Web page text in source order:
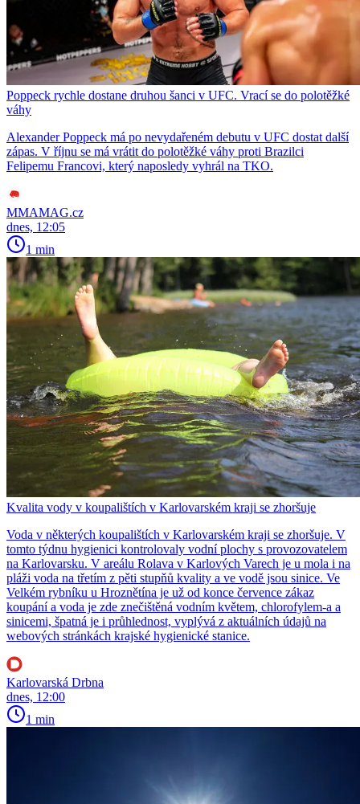
Poppeck rychle dostane druhou šanci v UFC. Vrací se do polotěžké
váhy
Alexander Poppeck má po nevydařeném debutu v UFC dostat další
zápas. V říjnu se má vrátit do polotěžké váhy proti Brazilci
Felipemu Francovi, který naposledy vyhrál na TKO.
MMAMAG.cz
dnes, 12:05
1 min
Kvalita vody v koupalištích v Karlovarském kraji se zhoršuje
Voda v některých koupalištích v Karlovarském kraji se zhoršuje. V
tomto týdnu hygienici kontrolovaly vodní plochy s provozovatelem
na Karlovarsku. V areálu Rolava v Karlových Varech je u mola i na
pláži voda na třetím z pěti stupňů kvality a ve vodě jsou sinice. Ve
Velkém rybníku u Hroznětína je už od konce července zákaz
koupání a voda je zde znečištěná vodním květem, chlorofylem-a a
sinicemi, špatná je i průhlednost, vyplývá z aktuálních údajů na
webových stránkách krajské hygienické stanice.
Karlovarská Drbna
dnes, 12:00
1 min